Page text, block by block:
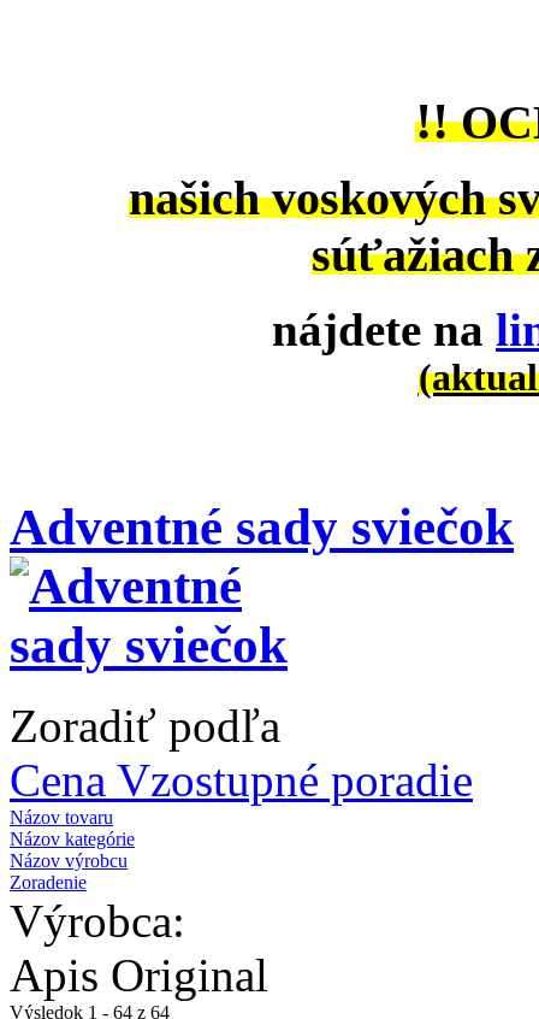
!!
našich voskových
súťažiach
nájdete na
Adventné sady sviečok
Zoradiť podľa
Cena Vzostupné poradie
Názov tovaru
Názov kategórie
Názov výrobcu
Zoradenie
Výrobca:
Apis Original
Výsledok 1 - 64 z 64